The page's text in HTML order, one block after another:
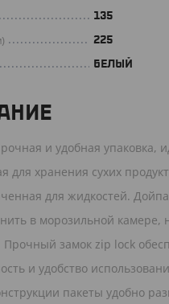
135
225
БЕЛЫЙ
и удобная упаковка,
для хранения сухих
для жидкостей.
в морозильной камере,
Прочный замок zip lock
и удобство
пакеты удобно